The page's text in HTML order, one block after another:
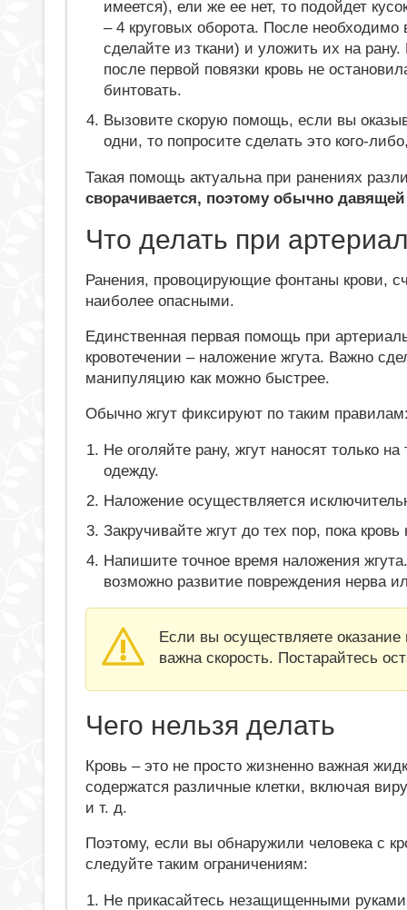
имеется), ели же ее нет, то подойдет
– 4 круговых оборота. После
сделайте из ткани) и уложить их на
после первой повязки кровь не
бинтовать.
Вызовите скорую помощь, если вы
одни, то попросите сделать это кого-
Такая помощь актуальна при ранениях
сворачивается, поэтому обычно
Что делать при
Ранения, провоцирующие фонтаны крови,
наиболее опасными.
Единственная первая помощь при
кровотечении – наложение жгута. Важно
манипуляцию как можно быстрее.
Обычно жгут фиксируют по таким
Не оголяйте рану, жгут наносят только на
одежду.
Наложение осуществляется
Закручивайте жгут до тех пор, пока кровь
Напишите точное время наложения
возможно развитие повреждения нерва
Если вы осуществляете
важна скорость. Постарайтесь
Чего нельзя делать
Кровь – это не просто жизненно важная
содержатся различные клетки, включая
и т. д.
Поэтому, если вы обнаружили человека с
следуйте таким ограничениям:
Не прикасайтесь незащищенными